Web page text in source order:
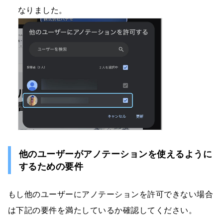
なりました。
他のユーザーがアノテーションを使えるように
するための要件
もし他のユーザーにアノテーションを許可できない場合
は下記の要件を満たしているか確認してください。